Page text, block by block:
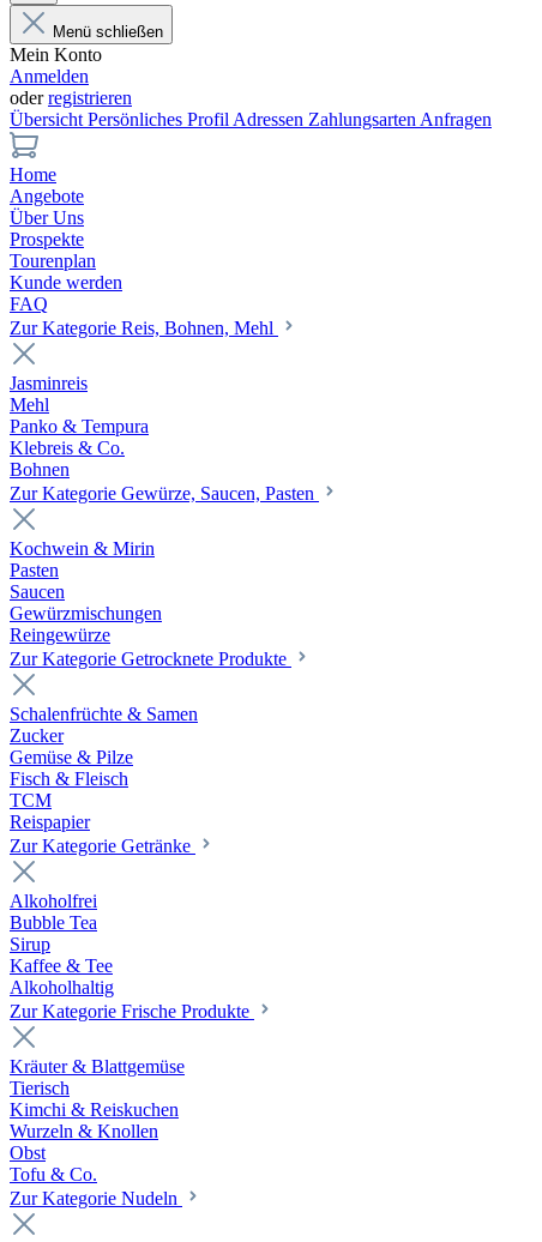
Menü schließen
Mein Konto
Anmelden
oderregistrieren
Übersicht Persönliches Profil Adressen Zahlungsarten Anfragen
Home
Angebote
Über Uns
Prospekte
Tourenplan
Kunde werden
FAQ
Zur Kategorie Reis, Bohnen, Mehl
Jasminreis
Mehl
Panko & Tempura
Klebreis & Co.
Bohnen
Zur Kategorie Gewürze, Saucen, Pasten
Kochwein & Mirin
Pasten
Saucen
Gewürzmischungen
Reingewürze
Zur Kategorie Getrocknete Produkte
Schalenfrüchte & Samen
Zucker
Gemüse & Pilze
Fisch & Fleisch
TCM
Reispapier
Zur Kategorie Getränke
Alkoholfrei
Bubble Tea
Sirup
Kaffee & Tee
Alkoholhaltig
Zur Kategorie Frische Produkte
Kräuter & Blattgemüse
Tierisch
Kimchi & Reiskuchen
Wurzeln & Knollen
Obst
Tofu & Co.
Zur Kategorie Nudeln